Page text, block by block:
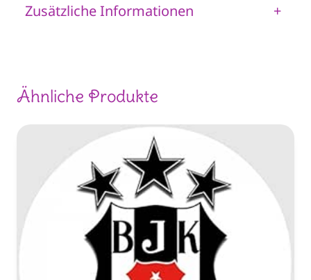
Zusätzliche Informationen +
Ähnliche Produkte